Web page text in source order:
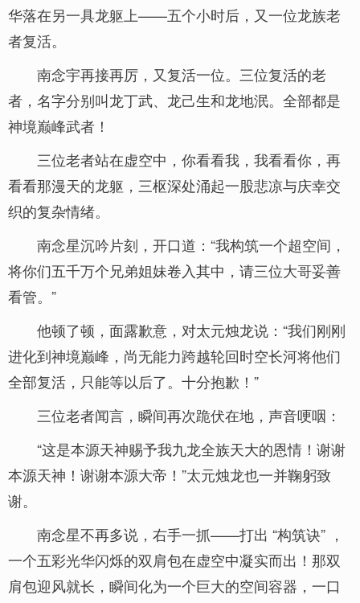
华落在另一具龙躯上——五个小时后，又一位龙族老
者复活。
南念宇再接再厉，又复活一位。三位复活的老
者，名字分别叫龙丁武、龙己生和龙地泯。全部都是
神境巅峰武者！
三位老者站在虚空中，你看看我，我看看你，再
看看那漫天的龙躯，三枢深处涌起一股悲凉与庆幸交
织的复杂情绪。
南念星沉吟片刻，开口道：“我构筑一个超空间，
将你们五千万个兄弟姐妹卷入其中，请三位大哥妥善
看管。”
他顿了顿，面露歉意，对太元烛龙说：“我们刚刚
进化到神境巅峰，尚无能力跨越轮回时空长河将他们
全部复活，只能等以后了。十分抱歉！”
三位老者闻言，瞬间再次跪伏在地，声音哽咽：
“这是本源天神赐予我九龙全族天大的恩情！谢谢
本源天神！谢谢本源大帝！”太元烛龙也一并鞠躬致
谢。
南念星不再多说，右手一抓——打出 “构筑诀” ，
一个五彩光华闪烁的双肩包在虚空中凝实而出！那双
肩包迎风就长，瞬间化为一个巨大的空间容器，一口